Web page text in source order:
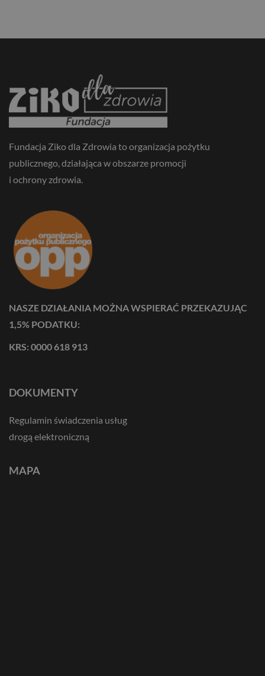
Fundacja Ziko dla Zdrowia to organizacja pożytku
publicznego, działająca w obszarze promocji
i ochrony zdrowia.
NASZE DZIAŁANIA MOŻNA WSPIERAĆ PRZEKAZUJĄC
1,5% PODATKU:
KRS: 0000 618 913
DOKUMENTY
Regulamin świadczenia usług
drogą elektroniczną
MAPA